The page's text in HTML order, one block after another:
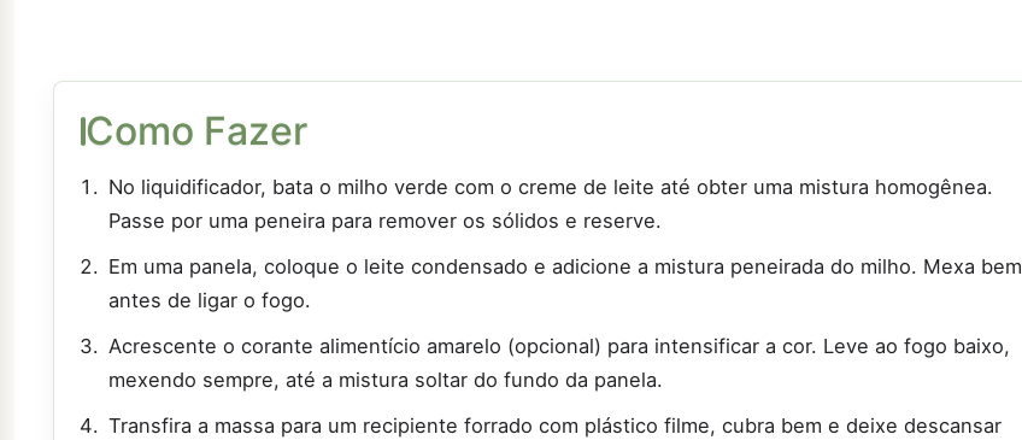
Como Fazer
No liquidificador, bata o milho verde com o creme de leite até obter uma mistura homogênea.
Passe por uma peneira para remover os sólidos e reserve.
Em uma panela, coloque o leite condensado e adicione a mistura peneirada do milho. Mexa bem
antes de ligar o fogo.
Acrescente o corante alimentício amarelo (opcional) para intensificar a cor. Leve ao fogo baixo,
mexendo sempre, até a mistura soltar do fundo da panela.
Transfira a massa para um recipiente forrado com plástico filme, cubra bem e deixe descansar